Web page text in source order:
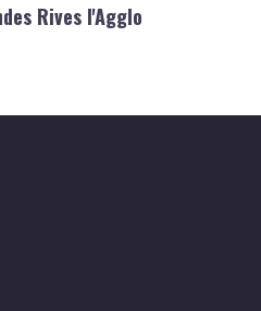
Rives l'Agglo